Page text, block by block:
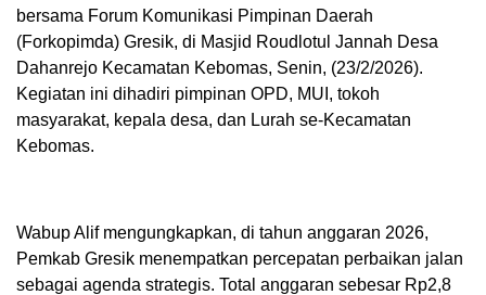
bersama Forum Komunikasi Pimpinan Daerah
(Forkopimda) Gresik, di Masjid Roudlotul Jannah Desa
Dahanrejo Kecamatan Kebomas, Senin, (23/2/2026).
Kegiatan ini dihadiri pimpinan OPD, MUI, tokoh
masyarakat, kepala desa, dan Lurah se-Kecamatan
Kebomas.
Wabup Alif mengungkapkan, di tahun anggaran 2026,
Pemkab Gresik menempatkan percepatan perbaikan jalan
sebagai agenda strategis. Total anggaran sebesar Rp2,8